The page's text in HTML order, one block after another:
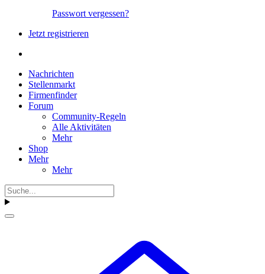
Passwort vergessen?
Jetzt registrieren
Nachrichten
Stellenmarkt
Firmenfinder
Forum
Community-Regeln
Alle Aktivitäten
Mehr
Shop
Mehr
Mehr